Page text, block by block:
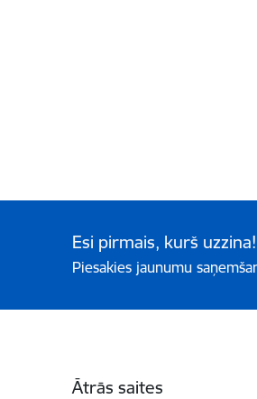
Esi pirmais, kurš uzzina!
Piesakies jaunumu
Ātrās saites